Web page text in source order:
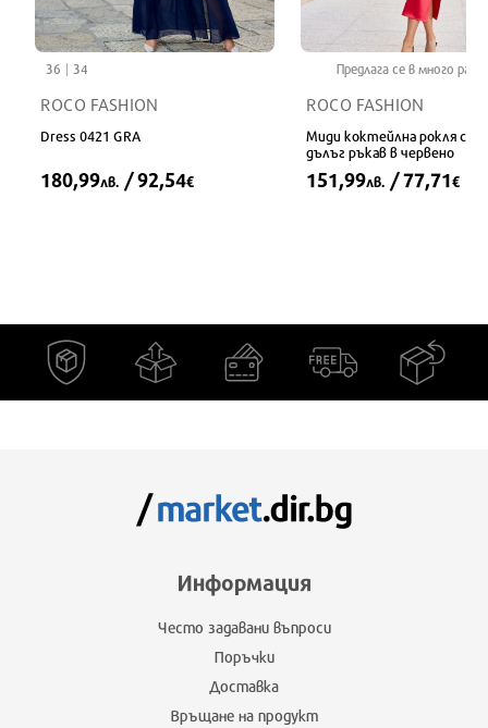
36 34
ROCO FASHION
Dress 0421 GRA
180,99лв. / 92,54€
Предлага се в много
ROCO FASHION
Миди коктейлна рокля с
дълъг ръкав в червено
151,99лв. / 77,71€
Информация
Често задавани въпроси
Поръчки
Доставка
Връщане на продукт